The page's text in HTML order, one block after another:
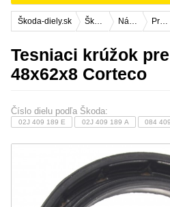
Škoda-diely.sk Škoda Fabia Náhradné diely Prevodovka, diferenciál
Tesniaci krúžok
48x62x8 Corteco
Číslo dielu podľa Škoda:
02J 409 189 E 02J 409 189 A 084